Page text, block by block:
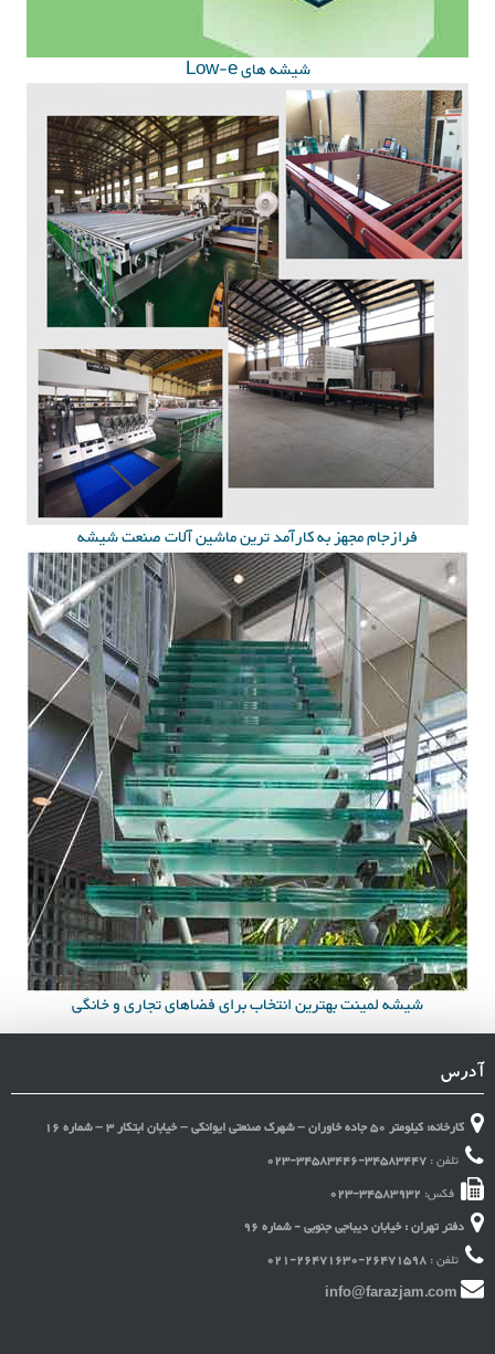
شیشه های Low-e
فرازجام مجهز به کارآمد ترین ماشین آلات صنعت شیشه
شیشه لمینت بهترین انتخاب برای فضاهای تجاری و خانگی
آدرس
کارخانه: کیلومتر 50 جاده خاوران – شهرک صنعتی ایوانکی – خیابان ابتکار 3 – شماره 16
تلفن :023-34583446-34583447
فکس: 023-34583932
دفتر تهران : خیابان دیباجی جنوبی - شماره 96
تلفن :021-26471630-26471598
info@farazjam.com